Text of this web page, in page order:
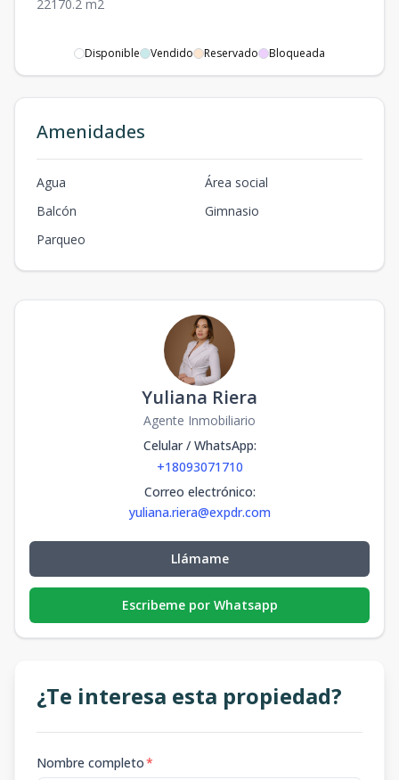
221 70.2 m2
Disponible Vendido Reservado Bloqueada
Amenidades
Agua
Área social
Balcón
Gimnasio
Parqueo
Yuliana Riera
Agente Inmobiliario
Celular / WhatsApp:
+18093071710
Correo electrónico:
yuliana.riera@expdr.com
Llámame
Escribeme por Whatsapp
¿Te interesa esta propiedad?
Nombre completo*